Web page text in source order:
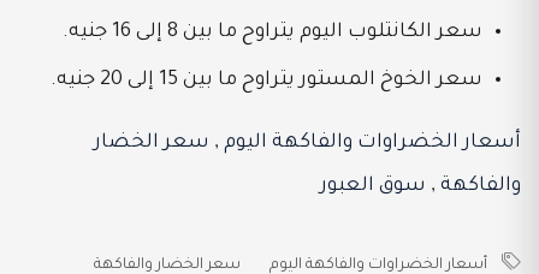
سعر الكانتلوب اليوم يتراوح ما بين 8 إلى 16 جنيه.
سعر الخوخ المستور يتراوح ما بين 15 إلى 20 جنيه.
أسعار الخضراوات والفاكهة اليوم , سعر الخضار
والفاكهة , سوق العبور
أسعار الخضراوات والفاكهة اليوم سعر الخضار والفاكهة